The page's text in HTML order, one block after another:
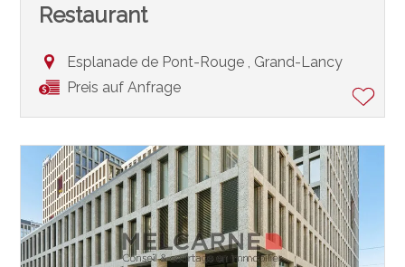
Restaurant
Esplanade de Pont-Rouge , Grand-Lancy
Preis auf Anfrage